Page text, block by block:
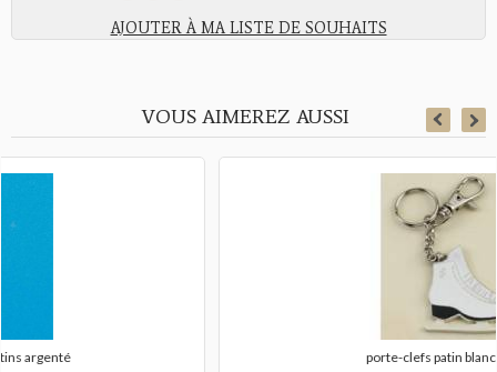
AJOUTER À MA LISTE DE SOUHAITS
VOUS AIMEREZ AUSSI